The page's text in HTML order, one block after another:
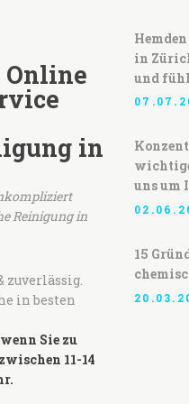
in
Reinigung in
zuverlässig.
in besten
Sie zu
11-14
in
und
uns um
15